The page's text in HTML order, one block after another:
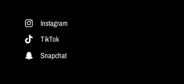
Instagram
TikTok
Snapchat